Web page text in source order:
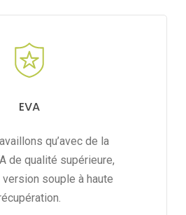
EVA
qu’avec de la
de qualité supérieure,
version souple à haute